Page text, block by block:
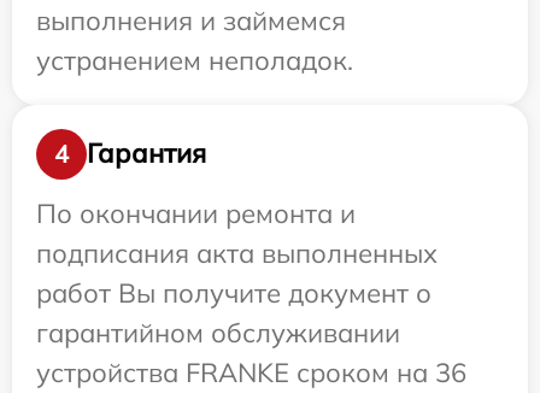
выполнения и займемся
устранением неполадок.
4
Гарантия
По окончании ремонта и
подписания акта выполненных
работ Вы получите документ о
гарантийном обслуживании
устройства FRANKE сроком на 36